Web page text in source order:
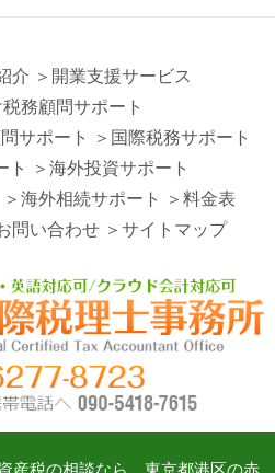
介 ＞開業支援サービス
務顧問サポート
サポート
＞国際税務サポート
ト
＞海外投資サポート
＞海外相続サポート
＞料金表
問い合わせ ＞サイトマップ